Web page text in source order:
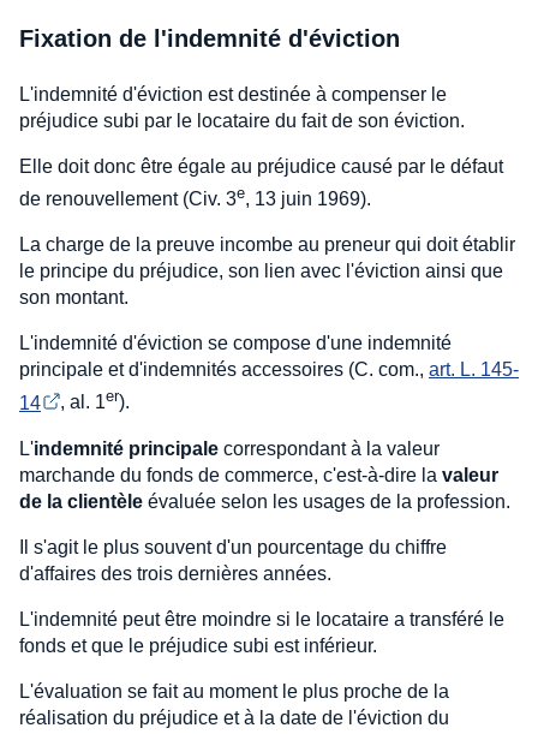
Fixation de l'indemnité d'éviction
L'indemnité d'éviction est destinée à compenser le
préjudice subi par le locataire du fait de son éviction.
Elle doit donc être égale au préjudice causé par le défaut
de renouvellement (Civ. 3e, 13 juin 1969).
La charge de la preuve incombe au preneur qui doit établir
le principe du préjudice, son lien avec l'éviction ainsi que
son montant.
L'indemnité d'éviction se compose d'une indemnité
principale et d'indemnités accessoires (C. com., art. L. 145-
14
, al. 1er).
L'indemnité principale correspondant à la valeur
marchande du fonds de commerce, c'est-à-dire la valeur
de la clientèle évaluée selon les usages de la profession.
Il s'agit le plus souvent d'un pourcentage du chiffre
d'affaires des trois dernières années.
L'indemnité peut être moindre si le locataire a transféré le
fonds et que le préjudice subi est inférieur.
L'évaluation se fait au moment le plus proche de la
réalisation du préjudice et à la date de l'éviction du